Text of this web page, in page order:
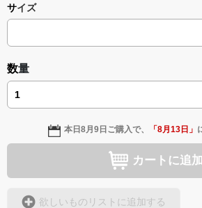
サイズ
数量
本日8月9日 ご購入で、 「8月13日 」
カートに追加
欲しいものリストに追加する